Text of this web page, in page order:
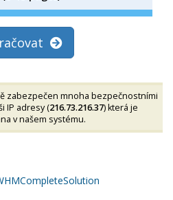
zabezpečen mnoha bezpečnostními
IP adresy (216.73.216.37) která je
v našem systému.